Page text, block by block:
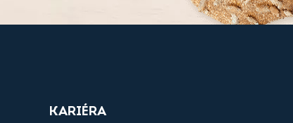
KARIÉRA